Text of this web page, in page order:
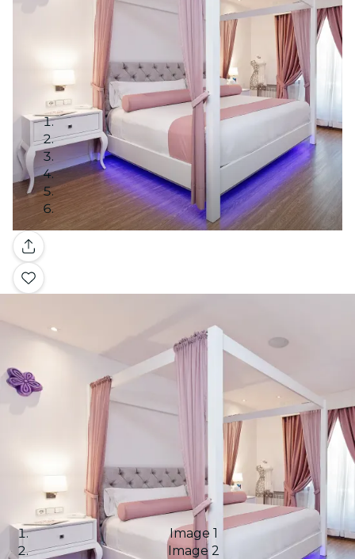
Galería
Image 1
Image 2